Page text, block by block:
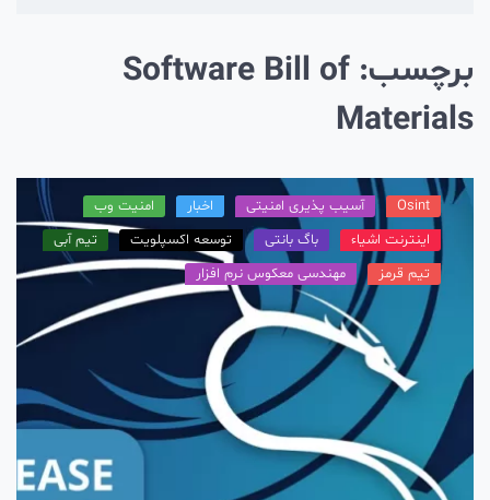
Software Bill of
Osint آسیب پذیری امنیتی
امنیت وب
اینترنت اشیاء
باگ بانتی توسعه اکسپلویت
تیم آبی
تیم قرمز
مهندسی معکوس نرم افزار